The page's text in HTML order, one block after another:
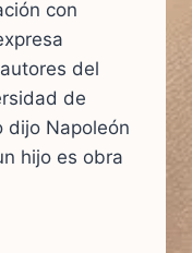
con
del
de
dijo Napoleón
hijo es obra